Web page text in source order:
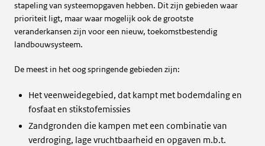
stapeling van systeemopgaven hebben. Dit zijn gebieden waar
prioriteit ligt, maar waar mogelijk ook de grootste
veranderkansen zijn voor een nieuw, toekomstbestendig
landbouwsysteem.
De meest in het oog springende gebieden zijn:
Het veenweidegebied, dat kampt met bodemdaling en
fosfaat en stikstofemissies
Zandgronden die kampen met een combinatie van
verdroging, lage vruchtbaarheid en opgaven m.b.t.